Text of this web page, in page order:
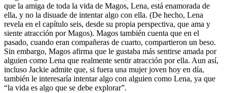
que la amiga de toda la vida de Magos, Lena, está enamorada de
ella, y no la disuade de intentar algo con ella. (De hecho, Lena
revela en el capítulo seis, desde su propia perspectiva, que ama y
siente atracción por Magos). Magos también cuenta que en el
pasado, cuando eran compañeras de cuarto, compartieron un beso.
Sin embargo, Magos afirma que le gustaba más sentirse amada por
alguien como Lena que realmente sentir atracción por ella. Aun así,
incluso Jackie admite que, si fuera una mujer joven hoy en día,
también le interesaría intentar algo con alguien como Lena, ya que
“la vida es algo que se debe explorar”.